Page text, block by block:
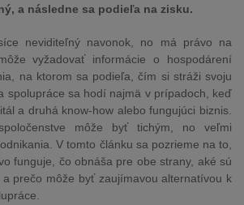
a následne sa podieľa na zisku.
neviditeľný navonok, no má právo na
vyžadovať informácie o hospodárení
na ktorom sa podieľa, čím si stráži svoju
spolupráce sa hodí najmä v prípadoch, keď
a druhá know-how alebo fungujúci biznis.
môže byť tichým, no veľmi
V tomto článku sa pozrieme na to,
funguje, čo obnáša pre obe strany, aké sú
prečo môže byť zaujímavou alternatívou k